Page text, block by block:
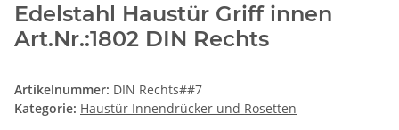
Edelstahl Haustür Griff innen
Art.Nr.:1802 DIN Rechts
Artikelnummer: DIN Rechts##7
Kategorie: Haustür Innendrücker und Rosetten